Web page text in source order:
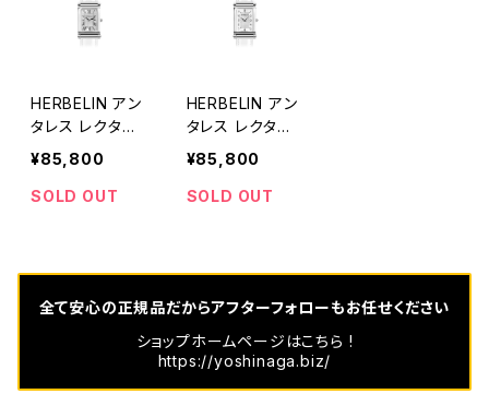
HERBELIN アン
タレス レクタン
ギュラー
¥85,800
SOLD OUT
HERBELIN アン
タレス レクタン
ギュラー
¥85,800
SOLD OUT
全て安心の正規品だからアフターフォローもお任せください
ショップホームページはこちら !
https://yoshinaga.biz/